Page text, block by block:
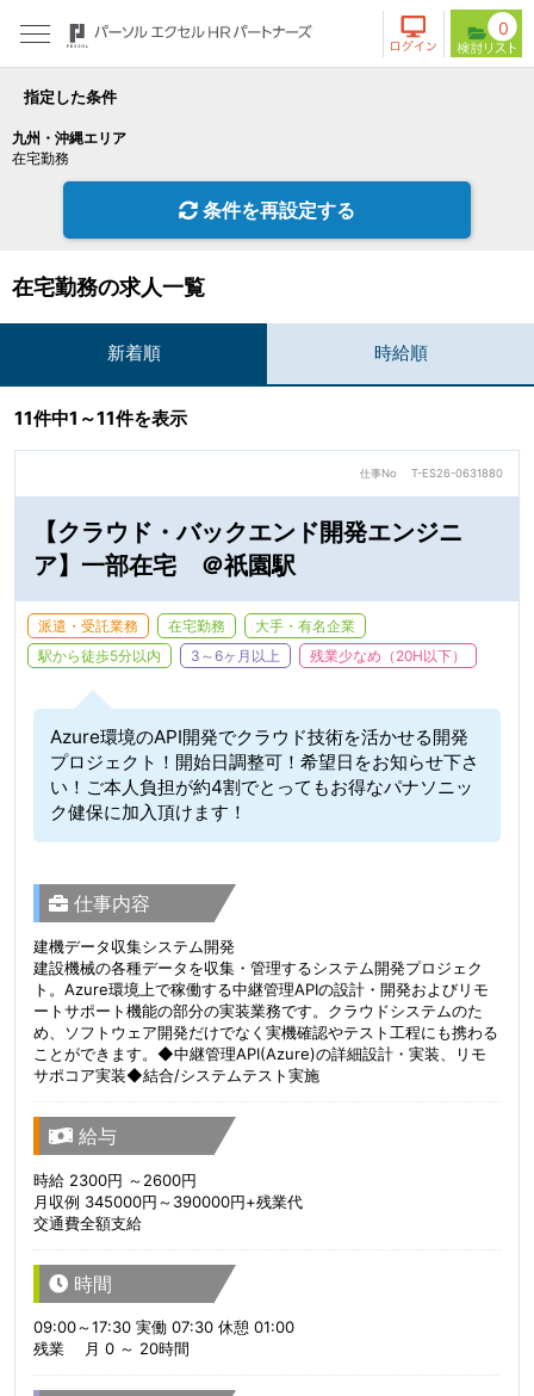
0
指定した条件
九州・沖縄エリア
在宅勤務
条件を再設定する
在宅勤務の求人一覧
新着順 時給順
11件中1～11件を表示
仕事No T-ES26-0631880
【クラウド・バックエンド開発エンジニ
ア】一部在宅 ＠祇園駅
派遣・受託業務 在宅勤務
大手・有名企業
駅から徒歩5分以内
3～6ヶ月以上 残業少なめ（20H以下）
Azure環境のAPI開発でクラウド技術を活かせる開発
プロジェクト！開始日調整可！希望日をお知らせ下さ
い！ご本人負担が約4割でとってもお得なパナソニッ
ク健保に加入頂けます！
仕事内容
建機データ収集システム開発
建設機械の各種データを収集・管理するシステム開発プロジェク
ト。Azure環境上で稼働する中継管理APIの設計・開発およびリモ
ートサポート機能の部分の実装業務です。クラウドシステムのた
め、ソフトウェア開発だけでなく実機確認やテスト工程にも携わる
ことができます。◆中継管理API(Azure)の詳細設計・実装、リモ
サポコア実装◆結合/システムテスト実施
給与
時給 2300円 ～2600円
月収例 345000円～390000円+残業代
交通費全額支給
時間
09:00～17:30 実働 07:30 休憩 01:00
残業 月 0 ～ 20時間